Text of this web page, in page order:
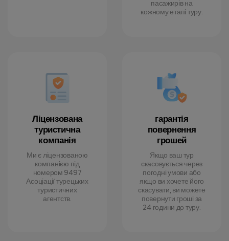
пасажирів на
кожному етапі туру.
Ліцензована
туристична
компанія
Ми є ліцензованою
компанією під
номером 9497
Асоціації турецьких
туристичних
агентств.
гарантія
повернення
грошей
Якщо ваш тур
скасовується через
погодні умови або
якщо ви хочете його
скасувати, ви можете
повернути гроші за
24 години до туру.